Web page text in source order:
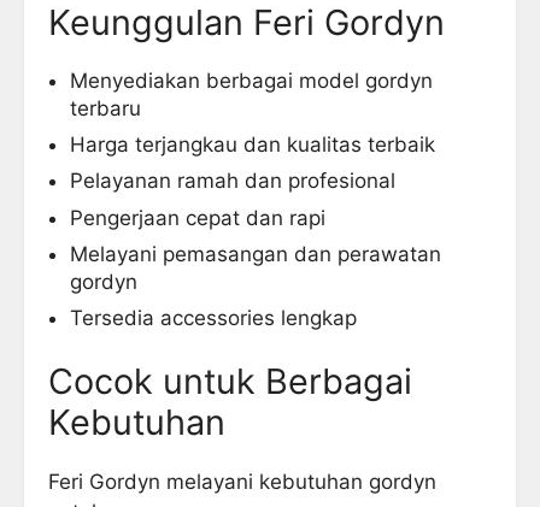
Keunggulan Feri Gordyn
Menyediakan berbagai model gordyn
terbaru
Harga terjangkau dan kualitas terbaik
Pelayanan ramah dan profesional
Pengerjaan cepat dan rapi
Melayani pemasangan dan perawatan
gordyn
Tersedia accessories lengkap
Cocok untuk Berbagai
Kebutuhan
Feri Gordyn melayani kebutuhan gordyn